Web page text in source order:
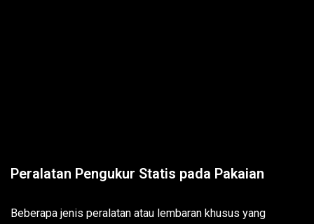
Peralatan Pengukur Statis pada Pakaian
Beberapa jenis peralatan atau lembaran khusus yang